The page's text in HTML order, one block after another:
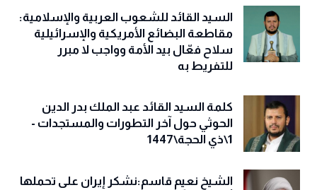
السيد القائد للشعوب العربية والإسلامية:
مقاطعة البضائع الأمريكية والإسرائيلية
سلاح فعّال بيد الأمة وواجب لا مبرر
للتفريط به
كلمة السيد القائد عبد الملك بدر الدين
الحوثي حول آخر التطورات والمستجدات -
1\ذي الحجة\1447
الشيخ نعيم قاسم:نشكر إيران على تحملها